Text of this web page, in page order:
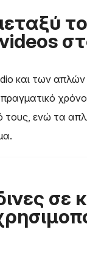
και των απλών
τους, ενώ τα
σε